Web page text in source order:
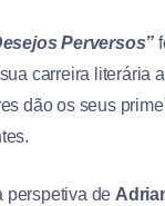
Perversos”
carreira literária
dão os seus
perspetiva de